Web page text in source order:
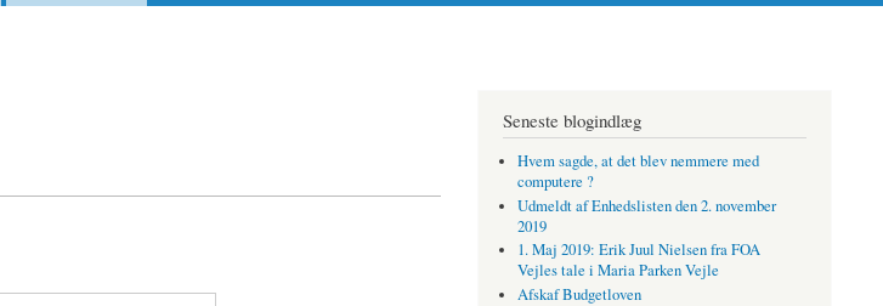
Seneste blogindlæg
Hvem sagde, at det blev nemmere med
computere ?
Udmeldt af Enhedslisten den 2. november
2019
1. Maj 2019: Erik Juul Nielsen fra FOA
Vejles tale i Maria Parken Vejle
Afskaf Budgetloven